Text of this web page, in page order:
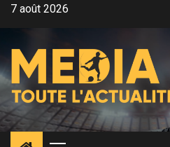
Aller7 août 2026